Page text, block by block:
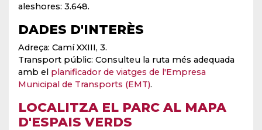
aleshores: 3.648.
DADES D'INTERÈS
Adreça: Camí XXIII, 3.
Transport públic: Consulteu la ruta més adequada
amb el planificador de viatges de l'Empresa
Municipal de Transports (EMT).
LOCALITZA EL PARC AL MAPA
D'ESPAIS VERDS